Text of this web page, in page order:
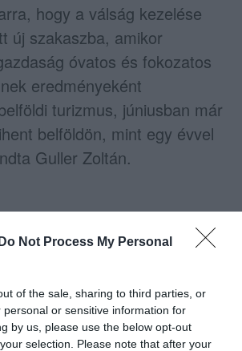
Do Not Process My Personal
of the sale, sharing to third parties, or
personal or sensitive information for
by us, please use the below opt-out
selection. Please note that after your
hogy a válság kezelése
új szakaszba, amikor
óvatos és fokozatos
eredményeként
turizmus, júniusban már
belföldön, mint egy évvel
Guller Zoltán.
a legfrissebb hírekről, kövessen
ÜGYEK Google Hírek oldalán!